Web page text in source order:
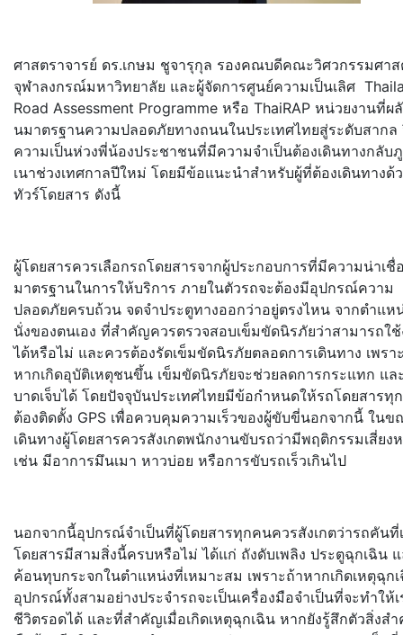
ศาสตราจารย์ ดร.เกษม ชูจารุกุล รองคณบดีคณะวิศวกรรมศาส
จุฬาลงกรณ์มหาวิทยาลัย และผู้จัดการศูนย์ความเป็นเลิศ
Road Assessment Programme หรือ ThaiRAP หน่วยงานที่ผ
นมาตรฐานความปลอดภัยทางถนนในประเทศไทยสู่ระดับสากล
ความเป็นห่วงพี่น้องประชาชนที่มีความจำเป็นต้องเดินทางกลับ
เนาช่วงเทศกาลปีใหม่ โดยมีข้อแนะนำสำหรับผู้ที่ต้องเดินทางด้
ทัวร์โดยสาร ดังนี้
ผู้โดยสารควรเลือกรถโดยสารจากผู้ประกอบการที่มีความน่าเชื่
มาตรฐานในการให้บริการ ภายในตัวรถจะต้องมีอุปกรณ์ความ
ปลอดภัยครบถ้วน จดจำประตูทางออกว่าอยู่ตรงไหน จากตำแห
นั่งของตนเอง ที่สำคัญควรตรวจสอบเข็มขัดนิรภัยว่าสามารถใ
ได้หรือไม่ และควรต้องรัดเข็มขัดนิรภัยตลอดการเดินทาง เพรา
หากเกิดอุบัติเหตุชนขึ้น เข็มขัดนิรภัยจะช่วยลดการกระแทก แล
บาดเจ็บได้ โดยปัจจุบันประเทศไทยมีข้อกำหนดให้รถโดยสารทุ
ต้องติดตั้ง GPS เพื่อควบคุมความเร็วของผู้ขับขี่นอกจากนี้ ในข
เดินทางผู้โดยสารควรสังเกตพนักงานขับรถว่ามีพฤติกรรมเสี่ยง
เช่น มีอาการมึนเมา หาวบ่อย หรือการขับรถเร็วเกินไป
นอกจากนี้อุปกรณ์จำเป็นที่ผู้โดยสารทุกคนควรสังเกตว่ารถคันที่
โดยสารมีสามสิ่งนี้ครบหรือไม่ ได้แก่ ถังดับเพลิง ประตูฉุกเฉิน
ค้อนทุบกระจกในตำแหน่งที่เหมาะสม เพราะถ้าหากเกิดเหตุฉุก
อุปกรณ์ทั้งสามอย่างประจำรถจะเป็นเครื่องมือจำเป็นที่จะทำให้
ชีวิตรอดได้ และที่สำคัญเมื่อเกิดเหตุฉุกเฉิน หากยังรู้สึกตัวสิ่งส